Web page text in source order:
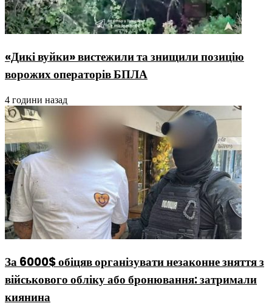
«Дикі вуйки» вистежили та знищили позицію
ворожих операторів БПЛА
4 години назад
За 6000$ обіцяв організувати незаконне зняття з
військового обліку або бронювання: затримали
киянина